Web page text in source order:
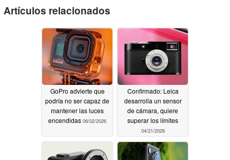
Artículos relacionados
GoPro advierte que
podría no ser capaz de
mantener las luces
encendidas 06/02/2026
Confirmado: Leica
desarrolla un sensor
de cámara, quiere
superar los límites
04/21/2026